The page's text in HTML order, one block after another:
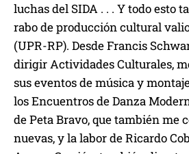
luchas del SIDA . . . Y todo esto
rabo de producción cultural
(UPR-RP). Desde Francis
dirigir Actividades Culturales,
sus eventos de música y
los Encuentros de Danza
de Peta Bravo, que también me
nuevas, y la labor de Ricardo